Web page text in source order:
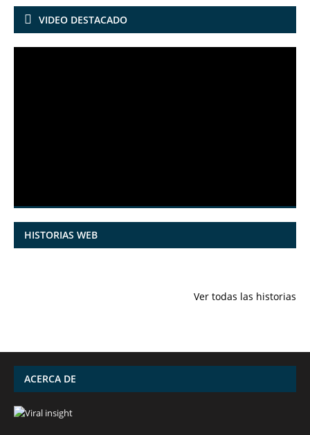
VIDEO DESTACADO
HISTORIAS WEB
Ver todas las historias
años
julio: Playas de
¡más!
ocultas del
ACERCA DE